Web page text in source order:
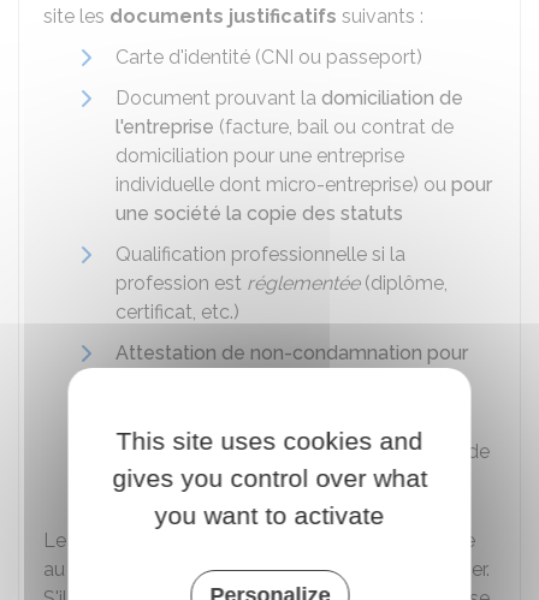
site les documents justificatifs suivants :
Carte d'identité (CNI ou passeport)
Document prouvant la domiciliation de
l'entreprise (facture, bail ou contrat de
domiciliation pour une entreprise
individuelle dont micro-entreprise) ou pour
une société la copie des statuts
Qualification professionnelle si la
profession est réglementée(diplôme,
certificat, etc.)
Attestation de non-condamnation pour
Attestation de filiation(état civil, extrait de
naissance, livret de famille)
Le Guichet des formalités des entreprises envoie
au déclarant un
accusé de réception
du dossier.
This site uses cookies and
gives you control over what
you want to activate
Personalize